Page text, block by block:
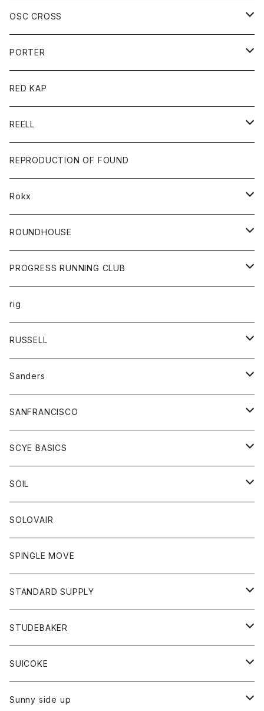
ロングスリーブＴシャツ
アウター
コート
ジャケット
アクセサリー
バッグ
キッズ
Tシャツ
帽子
グッズ
靴
バック
トップス
カットソー
カーディガン
ニット
ベスト
ボトムス
ショートパンツ
パンツ
レディース
カットソー
コート
ボトム
ワンピース
OSC CROSS
ダウンジャケット
PORTER
カードホルダー
キーホルダー
財布
バック
RED KAP
REELL
パンツ
ショートパンツ
REPRODUCTION OF FOUND
Rokx
ボトム
ROUNDHOUSE
エプロン
キッズ
オーバーオール
ボトム
ペインターパンツ
PROGRESS RUNNING CLUB
トップス
Tシャツ
グッズ
帽子
rig
RUSSELL
アウター
コート
パーカー
スカート
Tシャツ
トップス
Tシャツ
トレーナー
ボトム
ショートパンツ
スカート
レディース
スカート
Tシャツ
アクセサリー
バック
Sanders
グッズ
靴
SANFRANCISCO
アウター
カーディガン
コート
グッズ
ネクタイ
グローブ
アクセサリー
トップス
カットソー
カーディガン
ボトム
ショートパンツ
パンツ
レディース
カットソー
カーディガン
SCYE BASICS
ボトム
ジーンズ
チノパン
トップス
ポロシャツ
ベスト
靴
SOIL
靴
ワンピース
トップス
カットソー
ボトム
パンツ
オーバーオール
SOLOVAIR
SPINGLE MOVE
STANDARD SUPPLY
財布
バッグ
STUDEBAKER
アクセサリー
ブレスレット
SUICOKE
ブーツ
Sunny side up